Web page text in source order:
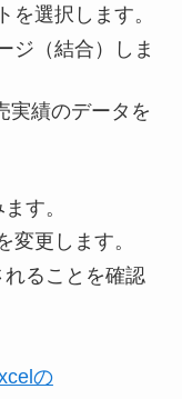
を選択します。
ジ（結合）しま
実績のデータを
す。
変更します。
ることを確認
の